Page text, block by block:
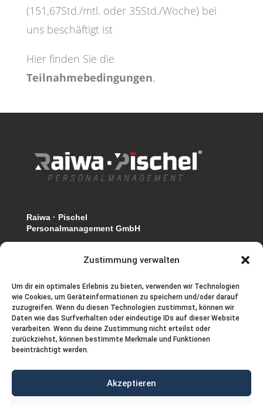
Zustimmung verwalten
Um dir ein optimales Erlebnis zu bieten, verwenden wir Technologien
wie Cookies, um Geräteinformationen zu speichern und/oder darauf
zuzugreifen. Wenn du diesen Technologien zustimmst, können wir
Daten wie das Surfverhalten oder eindeutige IDs auf dieser Website
verarbeiten. Wenn du deine Zustimmung nicht erteilst oder
zurückziehst, können bestimmte Merkmale und Funktionen
beeinträchtigt werden.
Akzeptieren
(151,67Std./mtl. oder 35Std./Woche) bei
uns beschäftigt ist
Hier finden Sie die
Teilnahmebedingungen.
Raiwa · Pischel
Personalmanagement GmbH
(Eingang C im Ernst-August-Carree)
Tel.: (0511) 123 588 – 0
WhatsApp: 0172 412 21 76 (keine Anrufe)
Fax: (0511) 123 588 – 33
E-Mailinfo@raiwa-pischel.de